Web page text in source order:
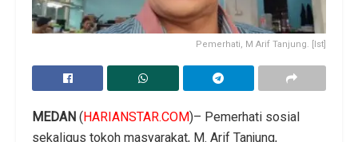
Pemerhati, M Arif Tanjung. [Ist]
MEDAN (HARIANSTAR.COM)– Pemerhati sosial
sekaligus tokoh masyarakat, M. Arif Tanjung,